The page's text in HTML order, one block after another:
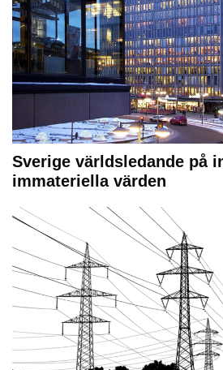
Sverige världsledande på
immateriella värden